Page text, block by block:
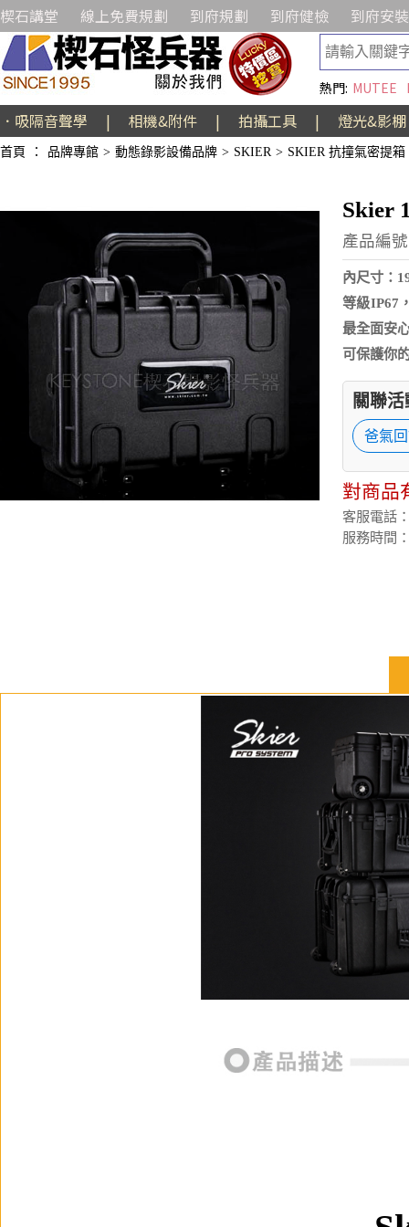
楔石講堂 線上免費規劃 到府規劃 到府健檢 到府安裝
熱門: MUTEE
．吸隔音聲學 | 相機&附件 | 拍攝工具 | 燈光&影棚
首頁 ： 品牌專館 > 動態錄影設備品牌 > SKIER > SKIER 抗撞氣密提箱
Skier
產品編
內尺寸：
等級IP67
最全面安
可保護你
關聯
爸氣
對商品
客服電話
服務時間